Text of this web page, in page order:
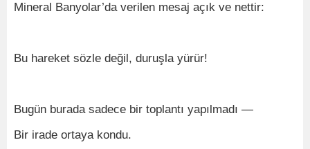
Mineral Banyolar’da verilen mesaj açık ve nettir:
Bu hareket sözle değil, duruşla yürür!
Bugün burada sadece bir toplantı yapılmadı —
Bir irade ortaya kondu.